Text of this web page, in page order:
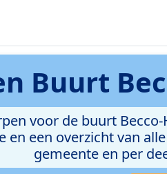
Buurt
voor de buurt
een overzicht van
gemeente en per